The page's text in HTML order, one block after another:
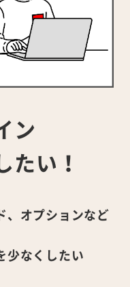
ン
たい！
、オプションなど
少なくしたい